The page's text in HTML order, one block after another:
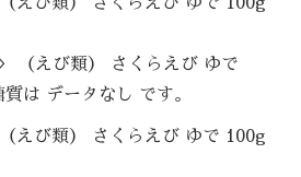
（えび類） さくらえび ゆで
は データなし です。
えび類） さくらえび ゆで 100g